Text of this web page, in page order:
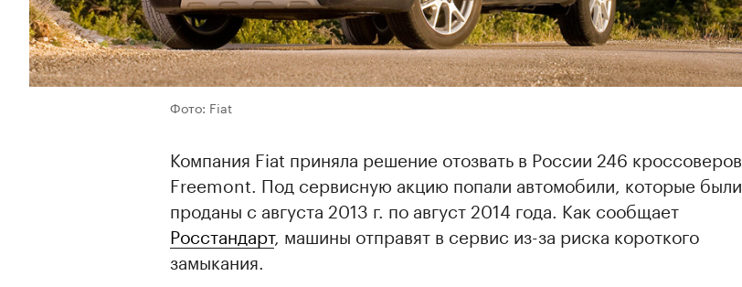
Фото: Fiat
Компания Fiat приняла решение отозвать в России 246 кроссоверов
Freemont. Под сервисную акцию попали автомобили, которые были
проданы с августа 2013 г. по август 2014 года. Как сообщает
Росстандарт, машины отправят в сервис из-за риска короткого
замыкания.